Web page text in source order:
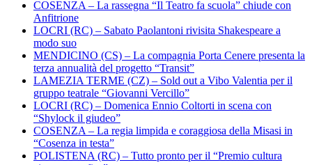
COSENZA – La rassegna “Il Teatro fa scuola” chiude con
Anfitrione
LOCRI (RC) – Sabato Paolantoni rivisita Shakespeare a
modo suo
MENDICINO (CS) – La compagnia Porta Cenere presenta la
terza annualità del progetto “Transit”
LAMEZIA TERME (CZ) – Sold out a Vibo Valentia per il
gruppo teatrale “Giovanni Vercillo”
LOCRI (RC) – Domenica Ennio Coltorti in scena con
“Shylock il giudeo”
COSENZA – La regia limpida e coraggiosa della Misasi in
“Cosenza in testa”
POLISTENA (RC) – Tutto pronto per il “Premio cultura